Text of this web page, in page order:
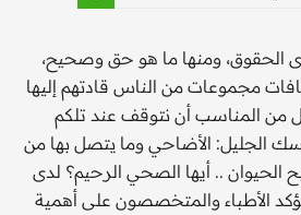
الحقوق، ومنها ما هو حق وصحيح،
مجموعات من الناس قادتهم إليها
من المناسب أن نتوقف عند تلكم
الجليل: الأضاحي وما يتصل بها من
1- طرق ذبح الحيوان .. أيها الصحي الرحيم؟ لدى
الأطباء والمتخصصون على أهمية